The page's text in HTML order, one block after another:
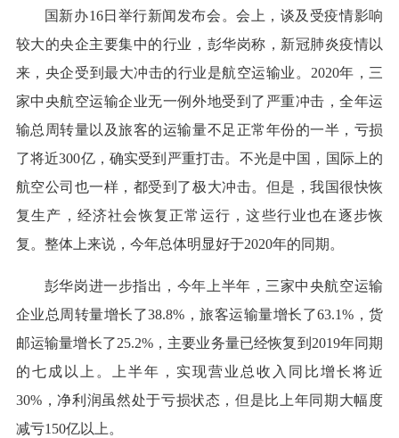
国新办16日举行新闻发布会。会上，谈及受疫情影响
较大的央企主要集中的行业，彭华岗称，新冠肺炎疫情以
来，央企受到最大冲击的行业是航空运输业。2020年，三
家中央航空运输企业无一例外地受到了严重冲击，全年运
输总周转量以及旅客的运输量不足正常年份的一半，亏损
了将近300亿，确实受到严重打击。不光是中国，国际上的
航空公司也一样，都受到了极大冲击。但是，我国很快恢
复生产，经济社会恢复正常运行，这些行业也在逐步恢
复。整体上来说，今年总体明显好于2020年的同期。
彭华岗进一步指出，今年上半年，三家中央航空运输
企业总周转量增长了38.8%，旅客运输量增长了63.1%，货
邮运输量增长了25.2%，主要业务量已经恢复到2019年同期
的七成以上。上半年，实现营业总收入同比增长将近
30%，净利润虽然处于亏损状态，但是比上年同期大幅度
减亏150亿以上。